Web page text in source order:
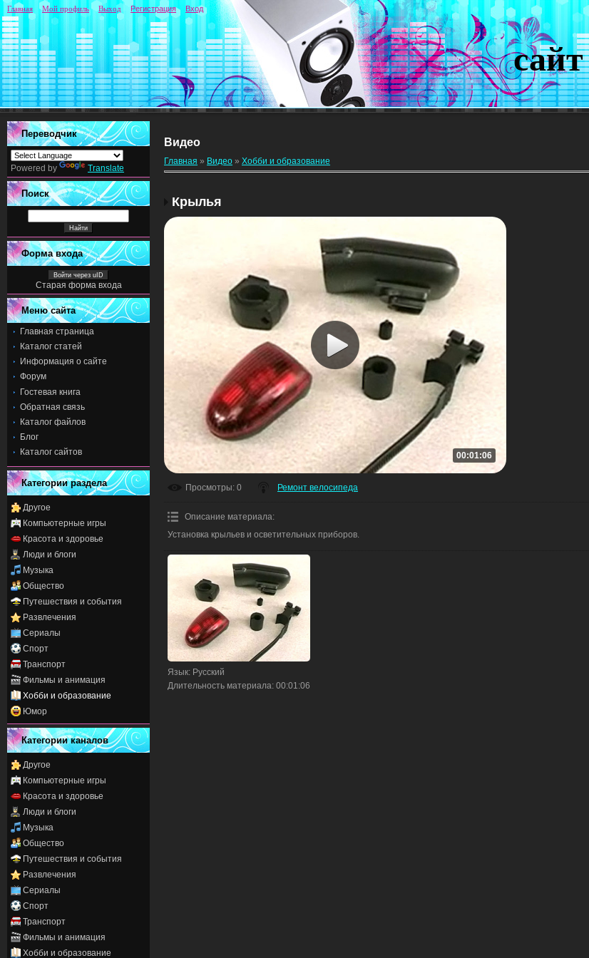
сайт
Главная Мой профиль Выход Регистрация Вход
Переводчик
Powered by Translate
Поиск
Форма входа
Войти через uID
Старая форма входа
Меню сайта
Главная страница
Каталог статей
Информация о сайте
Форум
Гостевая книга
Обратная связь
Каталог файлов
Блог
Каталог сайтов
Категории раздела
Другое
Компьютерные игры
Красота и здоровье
Люди и блоги
Музыка
Общество
Путешествия и события
Развлечения
Сериалы
Спорт
Транспорт
Фильмы и анимация
Хобби и образование
Юмор
Категории каналов
Другое
Компьютерные игры
Красота и здоровье
Люди и блоги
Музыка
Общество
Путешествия и события
Развлечения
Сериалы
Спорт
Транспорт
Фильмы и анимация
Хобби и образование
Видео
Главная » Видео » Хобби и образование
Крылья
00:01:06
Просмотры: 0 Ремонт велосипеда
Описание материала:
Установка крыльев и осветительных приборов.
Язык: Русский
Длительность материала: 00:01:06